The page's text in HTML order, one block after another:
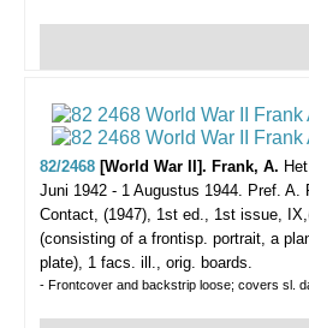
82/2468 [World War II]. Frank, A.
Juni 1942 - 1 Augustus 1944. Pref. A.
Contact, (1947), 1st ed., 1st issue,
(consisting of a frontisp. portrait, a
plate), 1 facs. ill., orig. boards.
- Frontcover and backstrip loose; covers sl.